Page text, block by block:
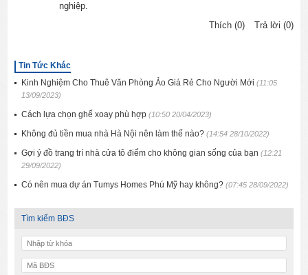
nghiệp.
Thích (0)
Trả lời (0)
Tin Tức Khác
Kinh Nghiệm Cho Thuê Văn Phòng Ảo Giá Rẻ Cho Người Mới(11:05
13/09/2023)
Cách lựa chọn ghế xoay phù hợp(10:50 20/04/2023)
Không đủ tiền mua nhà Hà Nội nên làm thế nào?(14:54 28/10/2022)
Gợi ý đồ trang trí nhà cửa tô điểm cho không gian sống của bạn(12:21
29/09/2022)
Có nên mua dự án Tumys Homes Phú Mỹ hay không?(07:45 28/09/2022)
Tìm kiếm BĐS